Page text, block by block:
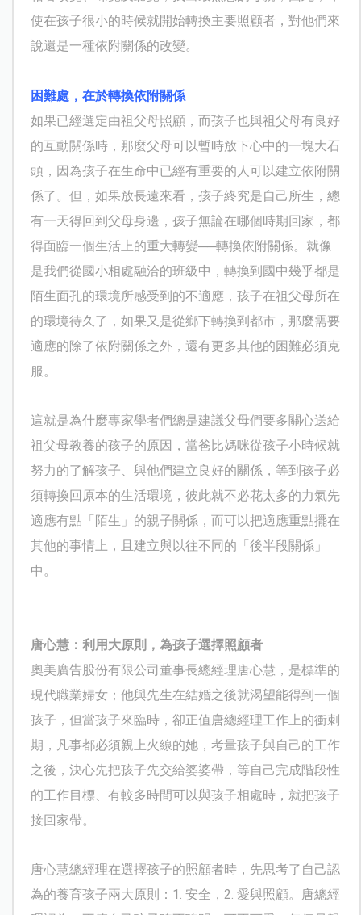
使在孩子很小的時候就開始轉換主要照顧者，對他們來
說還是一種依附關係的改變。
困難處，在於轉換依附關係
如果已經選定由祖父母照顧，而孩子也與祖父母有良好
的互動關係時，那麼父母可以暫時放下心中的一塊大石
頭，因為孩子在生命中已經有重要的人可以建立依附關
係了。但，如果放長遠來看，孩子終究是自己所生，總
有一天得回到父母身邊，孩子無論在哪個時期回家，都
得面臨一個生活上的重大轉變──轉換依附關係。就像
是我們從國小相處融洽的班級中，轉換到國中幾乎都是
陌生面孔的環境所感受到的不適應，孩子在祖父母所在
的環境待久了，如果又是從鄉下轉換到都市，那麼需要
適應的除了依附關係之外，還有更多其他的困難必須克
服。
這就是為什麼專家學者們總是建議父母們要多關心送給
祖父母教養的孩子的原因，當爸比媽咪從孩子小時候就
努力的了解孩子、與他們建立良好的關係，等到孩子必
須轉換回原本的生活環境，彼此就不必花太多的力氣先
適應有點「陌生」的親子關係，而可以把適應重點擺在
其他的事情上，且建立與以往不同的「後半段關係」
中。
唐心慧：利用大原則，為孩子選擇照顧者
奧美廣告股份有限公司董事長總經理唐心慧，是標準的
現代職業婦女；他與先生在結婚之後就渴望能得到一個
孩子，但當孩子來臨時，卻正值唐總經理工作上的衝刺
期，凡事都必須親上火線的她，考量孩子與自己的工作
之後，決心先把孩子先交給婆婆帶，等自己完成階段性
的工作目標、有較多時間可以與孩子相處時，就把孩子
接回家帶。
唐心慧總經理在選擇孩子的照顧者時，先思考了自己認
為的養育孩子兩大原則： 1. 安全， 2. 愛與照顧。唐總經